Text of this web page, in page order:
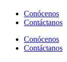
Conócenos
Contáctanos
Conócenos
Contáctanos